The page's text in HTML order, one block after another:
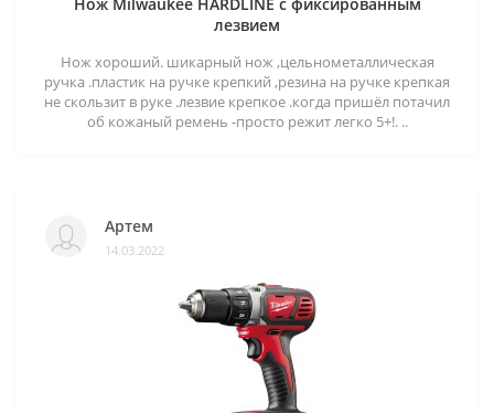
лезвием
Нож хороший. шикарный нож ,цельнометаллическая
ручка .пластик на ручке крепкий ,резина на ручке крепкая
не скользит в руке .лезвие крепкое .когда пришёл потачил
об кожаный ремень -просто режит легко 5+!. ..
Артем
14.03.2022